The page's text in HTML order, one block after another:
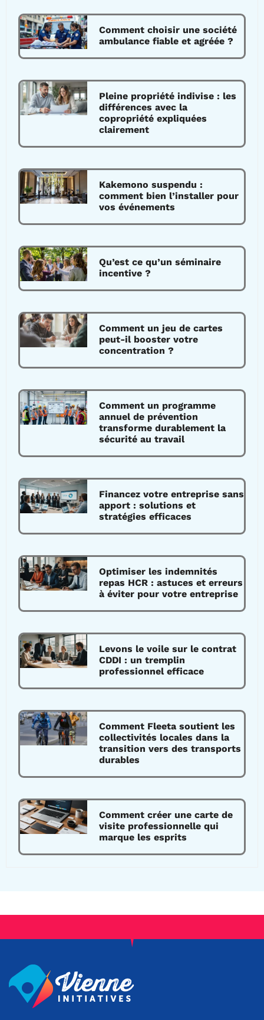
Comment choisir une société
ambulance fiable et agréée ?
Pleine propriété indivise : les
différences avec la
copropriété expliquées
clairement
Kakemono suspendu :
comment bien l’installer pour
vos événements
Qu’est ce qu’un séminaire
incentive ?
Comment un jeu de cartes
peut-il booster votre
concentration ?
Comment un programme
annuel de prévention
transforme durablement la
sécurité au travail
Financez votre entreprise sans
apport : solutions et
stratégies efficaces
Optimiser les indemnités
repas HCR : astuces et erreurs
à éviter pour votre entreprise
Levons le voile sur le contrat
CDDI : un tremplin
professionnel efficace
Comment Fleeta soutient les
collectivités locales dans la
transition vers des transports
durables
Comment créer une carte de
visite professionnelle qui
marque les esprits